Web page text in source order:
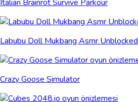
Italian Brainrot Survive Parkour
Labubu Doll Mukbang Asmr Unblocked
Crazy Goose Simulator